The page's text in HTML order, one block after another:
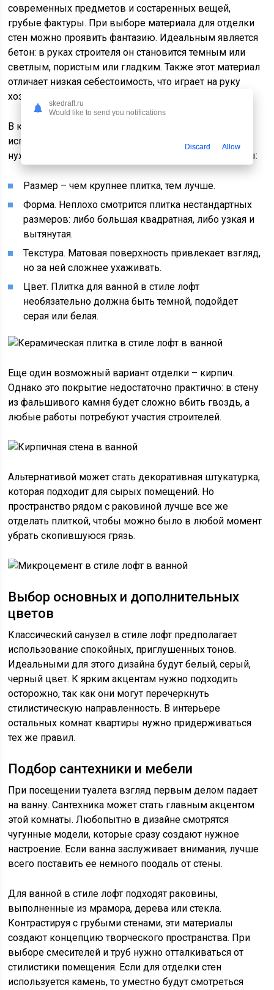
современных предметов и состаренных вещей,
грубые фактуры. При выборе материала для отделки
стен можно проявить фантазию. Идеальным является
бетон: в руках строителя он становится темным или
светлым, пористым или гладким. Также этот материал
отличает низкая себестоимость, что играет на руку
хозяевам.
В качестве альтернативы в ванной можно
использовать керамическую плитку. При ее выборе
нужно обращать внимание на следующие параметры:
Размер – чем крупнее плитка, тем лучше.
Форма. Неплохо смотрится плитка нестандартных
размеров: либо большая квадратная, либо узкая и
вытянутая.
Текстура. Матовая поверхность привлекает взгляд,
но за ней сложнее ухаживать.
Цвет. Плитка для ванной в стиле лофт
необязательно должна быть темной, подойдет
серая или белая.
Еще один возможный вариант отделки – кирпич.
Однако это покрытие недостаточно практично: в стену
из фальшивого камня будет сложно вбить гвоздь, а
любые работы потребуют участия строителей.
Альтернативой может стать декоративная штукатурка,
которая подходит для сырых помещений. Но
пространство рядом с раковиной лучше все же
отделать плиткой, чтобы можно было в любой момент
убрать скопившуюся грязь.
Выбор основных и дополнительных
цветов
Классический санузел в стиле лофт предполагает
использование спокойных, приглушенных тонов.
Идеальными для этого дизайна будут белый, серый,
черный цвет. К ярким акцентам нужно подходить
осторожно, так как они могут перечеркнуть
стилистическую направленность. В интерьере
остальных комнат квартиры нужно придерживаться
тех же правил.
Подбор сантехники и мебели
При посещении туалета взгляд первым делом падает
на ванну. Сантехника может стать главным акцентом
этой комнаты. Любопытно в дизайне смотрятся
чугунные модели, которые сразу создают нужное
настроение. Если ванна заслуживает внимания, лучше
всего поставить ее немного поодаль от стены.
Для ванной в стиле лофт подходят раковины,
выполненные из мрамора, дерева или стекла.
Контрастируя с грубыми стенами, эти материалы
создают концепцию творческого пространства. При
выборе смесителей и труб нужно отталкиваться от
стилистики помещения. Если для отделки стен
используется камень, то уместно будут смотреться
skedraft.ru
Would like to send you notifications
Discard Allow